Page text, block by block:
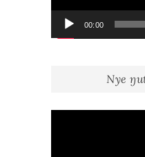
00:00
Nye